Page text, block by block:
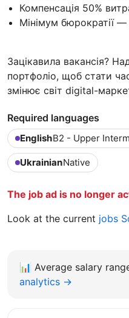
Компенсація 50%
Мінімум бюрократії
Зацікавила вакансія?
портфоліо, щоб стати
змінює світ digital-
Required languages
EnglishB2 - Upper
UkrainianNative
The job ad is no longer
Look at the current jobs
📊 Average salary
analytics →